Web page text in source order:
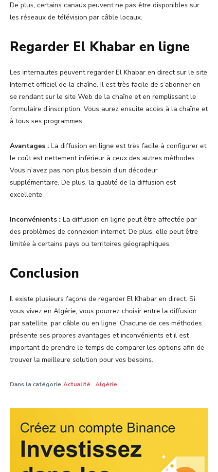
De plus, certains canaux peuvent ne pas être disponibles sur
les réseaux de télévision par câble locaux.
Regarder El Khabar en ligne
Les internautes peuvent regarder El Khabar en direct sur le site
Internet officiel de la chaîne. Il est très facile de s’abonner en
se rendant sur le site Web de la chaîne et en remplissant le
formulaire d’inscription. Vous aurez ensuite accès à la chaîne et
à tous ses programmes.
Avantages : La diffusion en ligne est très facile à configurer et
le coût est nettement inférieur à ceux des autres méthodes.
Vous n’avez pas non plus besoin d’un décodeur
supplémentaire. De plus, la qualité de la diffusion est
excellente.
Inconvénients : La diffusion en ligne peut être affectée par
des problèmes de connexion internet. De plus, elle peut être
limitée à certains pays ou territoires géographiques.
Conclusion
Il existe plusieurs façons de regarder El Khabar en direct. Si
vous vivez en Algérie, vous pourrez choisir entre la diffusion
par satellite, par câble ou en ligne. Chacune de ces méthodes
présente ses propres avantages et inconvénients et il est
important de prendre le temps de comparer les options afin de
trouver la meilleure solution pour vos besoins.
Dans la catégorie Actualité Algérie